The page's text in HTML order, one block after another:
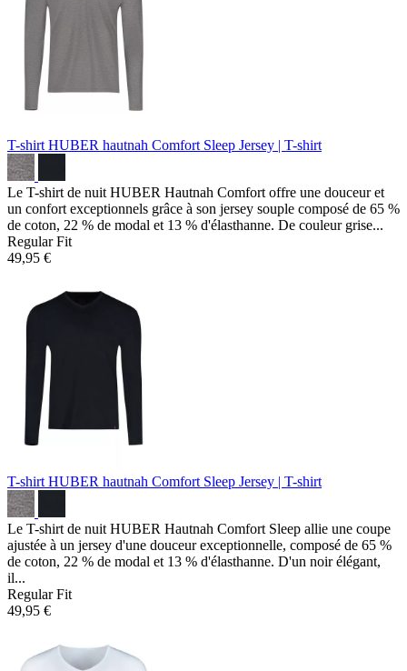
T-shirt HUBER hautnah Comfort Sleep Jersey | T-shirt
Le T-shirt de nuit HUBER Hautnah Comfort offre une douceur et
un confort exceptionnels grâce à son jersey souple composé de 65 %
de coton, 22 % de modal et 13 % d'élasthanne. De couleur grise...
Regular Fit
49,95 €
T-shirt HUBER hautnah Comfort Sleep Jersey | T-shirt
Le T-shirt de nuit HUBER Hautnah Comfort Sleep allie une coupe
ajustée à un jersey d'une douceur exceptionnelle, composé de 65 %
de coton, 22 % de modal et 13 % d'élasthanne. D'un noir élégant,
il...
Regular Fit
49,95 €